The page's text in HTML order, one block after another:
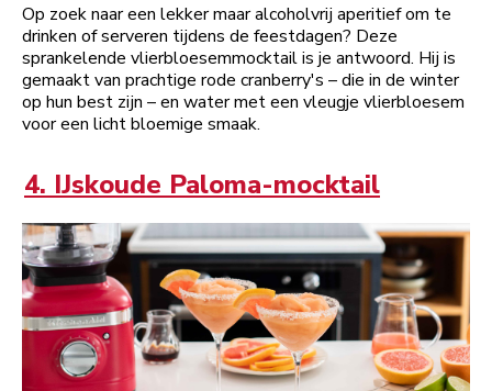
Op zoek naar een lekker maar alcoholvrij aperitief om te
drinken of serveren tijdens de feestdagen? Deze
sprankelende vlierbloesemmocktail is je antwoord. Hij is
gemaakt van prachtige rode cranberry's – die in de winter
op hun best zijn – en water met een vleugje vlierbloesem
voor een licht bloemige smaak.
4. IJskoude Paloma-mocktail